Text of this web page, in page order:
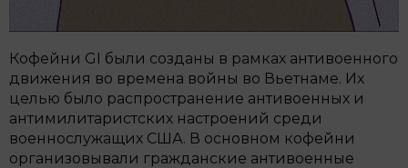
Кофейни GI были созданы в рамках антивоенного
движения во времена войны во Вьетнаме. Их
целью было распространение антивоенных и
антимилитаристских настроений среди
военнослужащих США. В основном кофейни
организовывали гражданские антивоенные